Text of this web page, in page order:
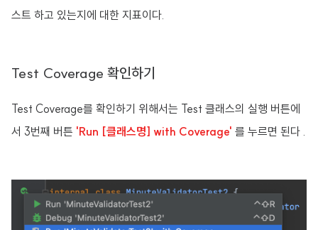
스트 하고 있는지에 대한 지표이다.
Test Coverage 확인하기
Test Coverage를 확인하기 위해서는 Test 클래스의 실행 버튼에
서 3번째 버튼 'Run [클래스명] with Coverage' 를 누르면 된다 .